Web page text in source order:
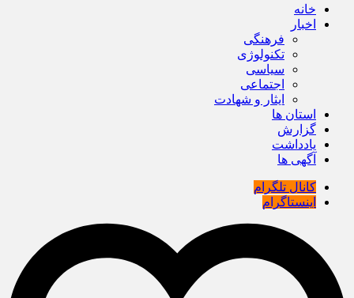
خانه
اخبار
فرهنگی
تکنولوژی
سیاسی
اجتماعی
ایثار و شهادت
استان ها
گزارش
یادداشت
آگهی ها
کانال تلگرام
اینستاگرام